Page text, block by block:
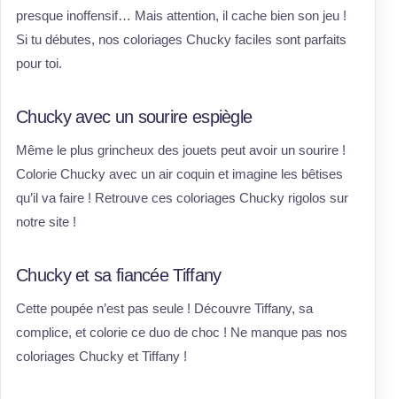
presque inoffensif… Mais attention, il cache bien son jeu !
Si tu débutes, nos coloriages Chucky faciles sont parfaits
pour toi.
Chucky avec un sourire espiègle
Même le plus grincheux des jouets peut avoir un sourire !
Colorie Chucky avec un air coquin et imagine les bêtises
qu’il va faire ! Retrouve ces coloriages Chucky rigolos sur
notre site !
Chucky et sa fiancée Tiffany
Cette poupée n’est pas seule ! Découvre Tiffany, sa
complice, et colorie ce duo de choc ! Ne manque pas nos
coloriages Chucky et Tiffany !